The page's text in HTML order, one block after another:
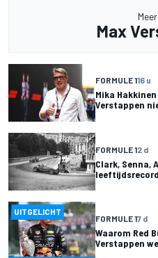
Max
FORMULE 116 u
Mika
Verstappen
FORMULE 12 d
Clark, Senna,
UITGELICHT
FORMULE 17 d
Waarom Red
Verstappen